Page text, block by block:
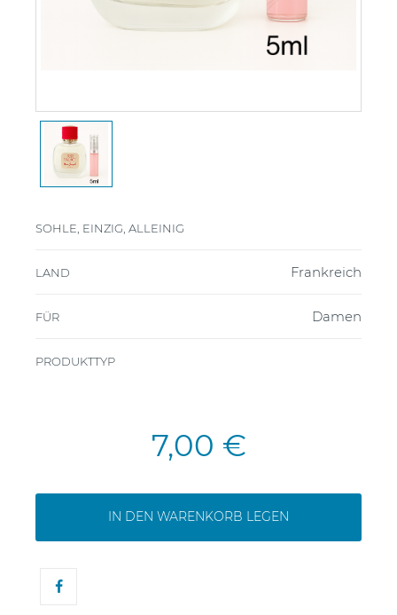
SOHLE, EINZIG, ALLEINIG
LAND Frankreich
FÜR Damen
PRODUKTTYP
7,00 €
IN DEN WARENKORB LEGEN